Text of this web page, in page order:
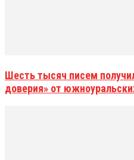
Шесть тысяч писем
доверия» от